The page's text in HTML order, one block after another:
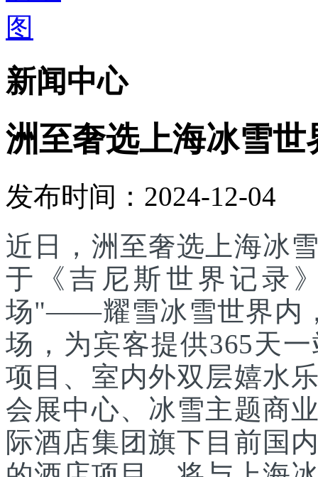
新闻中心
洲至奢选上海冰雪世
发布时间：2024-12-04
近日，洲至奢选上海冰
于《吉尼斯世界记录
场"——耀雪冰雪世界内
场，为宾客提供365天
项目、室内外双层嬉水
会展中心、冰雪主题商
际酒店集团旗下目前国